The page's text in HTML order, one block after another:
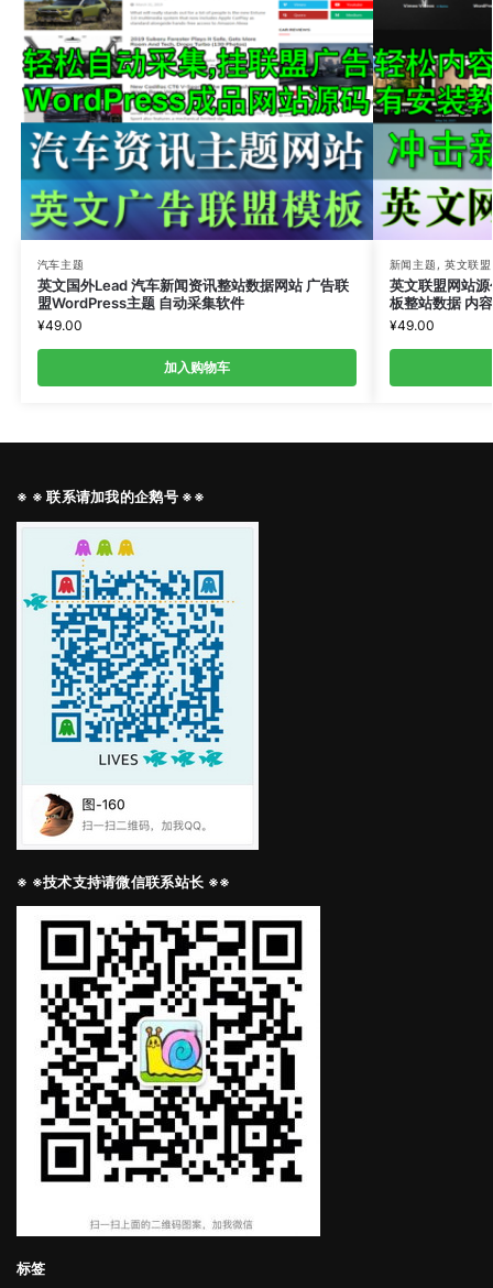
汽车主题
英文国外Lead 汽车新闻资讯整站数据网站 广告联
盟WordPress主题 自动采集软件
¥49.00
加入购物车
新闻主题 , 英文联
英文联盟网站
板整站数据 内
¥49.00
※ ※ 联系请加我的企鹅号 ※※
※ ※技术支持请微信联系站长 ※※
标签